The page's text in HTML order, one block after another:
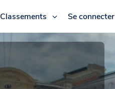
Classements Se connecter